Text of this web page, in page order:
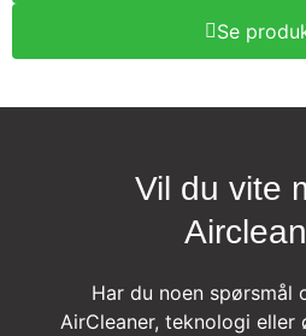
Se
Vil du vite
Har du noen spørsmål
AirCleaner, teknologi eller